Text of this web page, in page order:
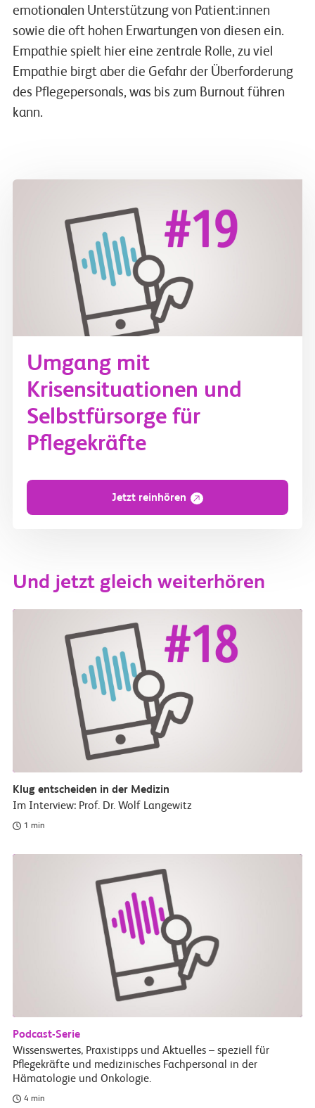
emotionalen Unterstützung von Patient:innen
sowie die oft hohen Erwartungen von diesen ein.
Empathie spielt hier eine zentrale Rolle, zu viel
Empathie birgt aber die Gefahr der Überforderung
des Pflegepersonals, was bis zum Burnout führen
kann.
Umgang mit
Krisensituationen und
Selbstfürsorge für
Pflegekräfte
Jetzt reinhören
Und jetzt gleich weiterhören
Klug entscheiden in der Medizin
Im Interview: Prof. Dr. Wolf Langewitz
1 min
Podcast-Serie
Wissenswertes, Praxistipps und Aktuelles – speziell für
Pflegekräfte und medizinisches Fachpersonal in der
Hämatologie und Onkologie.
4 min